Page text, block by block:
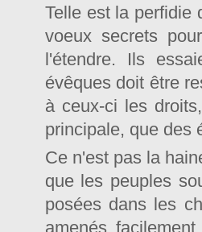
Telle est la perfidie
voeux secrets
l'étendre. Ils
évêques doit être
à ceux-ci les
principale, que des
Ce n'est pas la
que les peuples
posées dans les
amenés